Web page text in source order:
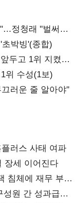
정청래 "벌써
박빙'(종합)
두고 1위 지켰다
위 수성(1보)
러운 줄 알아야"
러스 사태 여파
장세 이어진다
침체에 재무 부담
원 간 성과급